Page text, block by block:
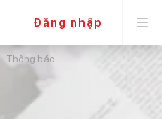
Đăng nhập
Thông báo